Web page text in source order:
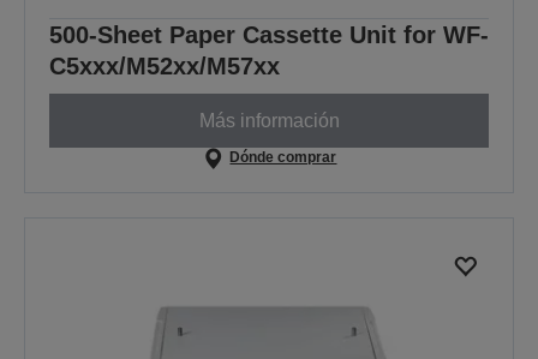
500-Sheet Paper Cassette Unit for WF-
C5xxx/M52xx/M57xx
Más información
Dónde comprar